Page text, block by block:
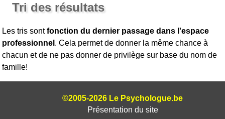
Tri des résultats
Les tris sontfonction du dernier passage dans l'espace
professionnel . Cela permet de donner la même chance à
chacun et de ne pas donner de privilège sur base du nom de
famille!
©2005-2026 Le Psychologue.be
Présentation du site